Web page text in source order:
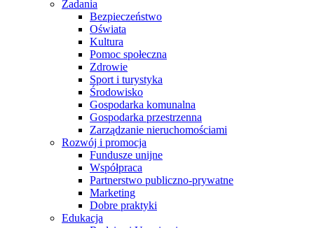
Zadania
Bezpieczeństwo
Oświata
Kultura
Pomoc społeczna
Zdrowie
Sport i turystyka
Środowisko
Gospodarka komunalna
Gospodarka przestrzenna
Zarządzanie nieruchomościami
Rozwój i promocja
Fundusze unijne
Współpraca
Partnerstwo publiczno-prywatne
Marketing
Dobre praktyki
Edukacja